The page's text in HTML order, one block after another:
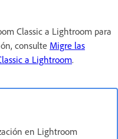
Classic a Lightroom para
consulte Migre las
a Lightroom.
en Lightroom